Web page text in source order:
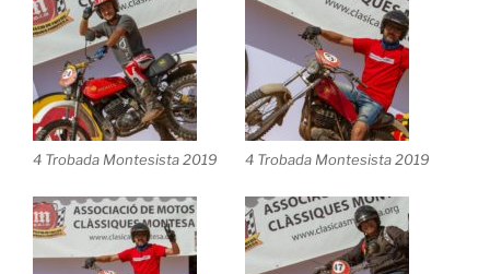
4 Trobada Montesista 2019 4 Trobada Montesista 2019